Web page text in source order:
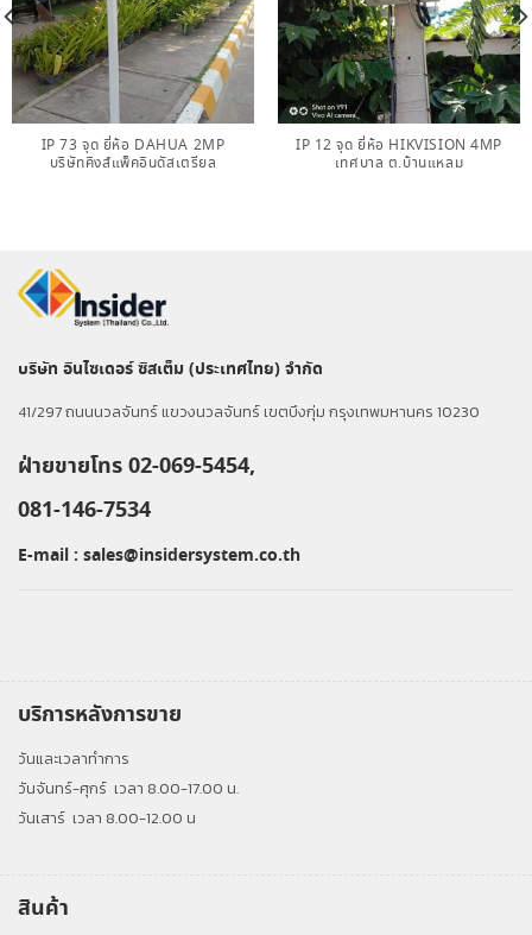
IP 73 จุด ยี่ห้อ DAHUA 2MP
บริษัทคิงส์แพ็คอินดัสเตรียล
IP 12 จุด ยี่ห้อ HIKVISION 4MP
เทศบาล ต.บ้านแหลม
บริษัท อินไซเดอร์ ซิสเต็ม (ประเทศไทย) จำกัด
41/297 ถนนนวลจันทร์ แขวงนวลจันทร์ เขตบึงกุ่ม กรุงเทพมหานคร 10230
ฝ่ายขายโทร 02-069-5454,
081-146-7534
E-mail : sales@insidersystem.co.th
บริการหลังการขาย
วันและเวลาทำการ
วันจันทร์-ศุกร์ เวลา 8.00-17.00 น.
วันเสาร์ เวลา 8.00-12.00 น
สินค้า